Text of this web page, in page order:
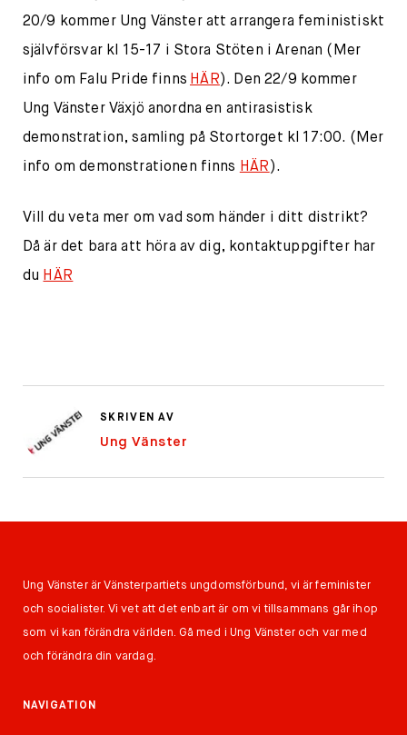
20/9 kommer Ung Vänster att arrangera feministiskt
självförsvar kl 15-17 i Stora Stöten i Arenan (Mer
info om Falu Pride finns HÄR). Den 22/9 kommer
Ung Vänster Växjö anordna en antirasistisk
demonstration, samling på Stortorget kl 17:00. (Mer
info om demonstrationen finns HÄR ).
Vill du veta mer om vad som händer i ditt distrikt?
Då är det bara att höra av dig, kontaktuppgifter har
du HÄR
SKRIVEN AV
Ung Vänster
Ung Vänster är Vänsterpartiets ungdomsförbund, vi är feminister
och socialister. Vi vet att det enbart är om vi tillsammans går ihop
som vi kan förändra världen. Gå med i Ung Vänster och var med
och förändra din vardag.
NAVIGATION